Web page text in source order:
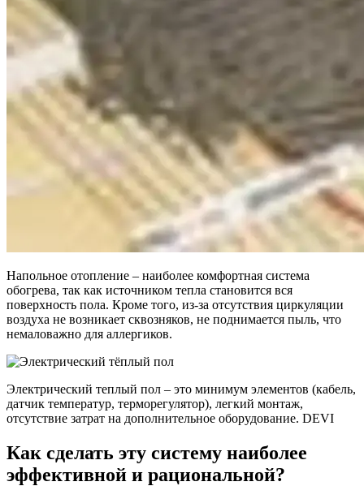
Напольное отопление – наиболее комфортная система
обогрева, так как источником тепла становится вся
поверхность пола. Кроме того, из-за отсутствия циркуляции
воздуха не возникает сквозняков, не поднимается пыль, что
немаловажно для аллергиков.
Электрический теплый пол – это минимум элементов (кабель,
датчик температур, терморегулятор), легкий монтаж,
отсутствие затрат на дополнительное оборудование. DEVI
Как сделать эту систему наиболее
эффективной и рациональной?